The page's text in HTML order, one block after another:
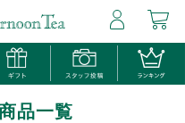
品一覧